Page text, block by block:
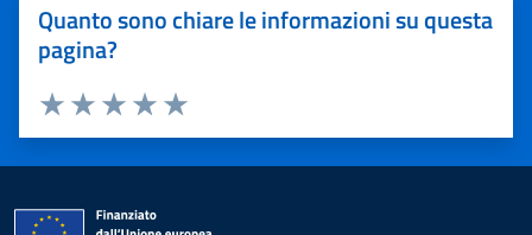
Quanto sono chiare le informazioni su questa
pagina?
Valuta 5 stelle su 5
Valuta 4 stelle su 5
Valuta 3 stelle su 5
Valuta 2 stelle su 5
Valuta 1 stelle su 5